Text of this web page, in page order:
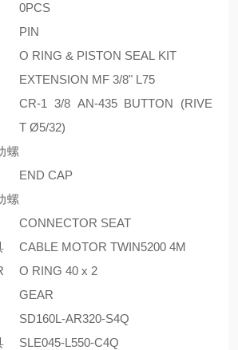
0PCS
PIN
O RING & PISTON SEAL KIT
EXTENSION MF 3/8" L75
CR-1 3/8 AN-435 BUTTON (RIVE
T Ø5/32)
螺
END CAP
螺
CONNECTOR SEAT
CABLE MOTOR TWIN5200 4M
O RING 40 x 2
GEAR
SD160L-AR320-S4Q
SLE045-L550-C4Q